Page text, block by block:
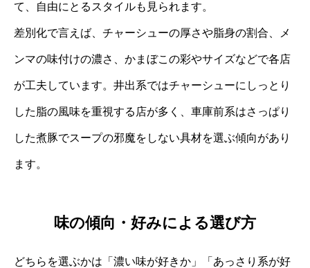
て、自由にとるスタイルも見られます。
差別化で言えば、チャーシューの厚さや脂身の割合、メ
ンマの味付けの濃さ、かまぼこの彩やサイズなどで各店
が工夫しています。井出系ではチャーシューにしっとり
した脂の風味を重視する店が多く、車庫前系はさっぱり
した煮豚でスープの邪魔をしない具材を選ぶ傾向があり
ます。
味の傾向・好みによる選び方
どちらを選ぶかは「濃い味が好きか」「あっさり系が好